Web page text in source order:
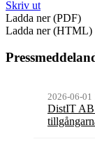
Skriv ut
Ladda ner (PDF)
Ladda ner (HTML)
2026-06-01
DistIT AB